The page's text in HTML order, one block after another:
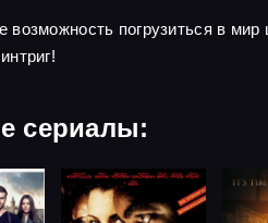
возможность погрузиться в
сериалы: